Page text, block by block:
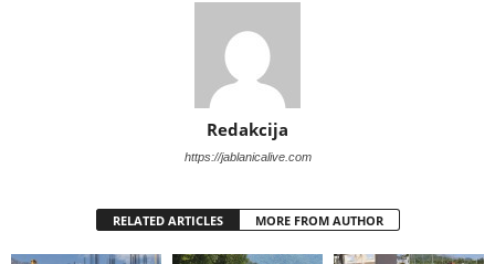
Redakcija
https://jablanicalive.com
RELATED ARTICLES MORE FROM AUTHOR